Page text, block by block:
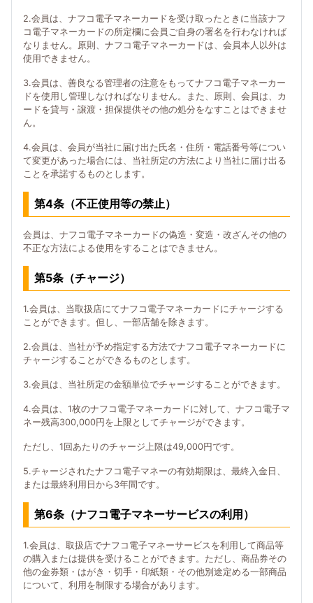
2.会員は、ナフコ電子マネーカードを受け取ったときに当該ナフ
コ電子マネーカードの所定欄に会員ご自身の署名を行わなければ
なりません。原則、ナフコ電子マネーカードは、会員本人以外は
使用できません。
3.会員は、善良なる管理者の注意をもってナフコ電子マネーカー
ドを使用し管理しなければなりません。また、原則、会員は、カ
ードを貸与・譲渡・担保提供その他の処分をなすことはできませ
ん。
4.会員は、会員が当社に届け出た氏名・住所・電話番号等につい
て変更があった場合には、当社所定の方法により当社に届け出る
ことを承諾するものとします。
第4条（不正使用等の禁止）
会員は、ナフコ電子マネーカードの偽造・変造・改ざんその他の
不正な方法による使用をすることはできません。
第5条（チャージ）
1.会員は、当取扱店にてナフコ電子マネーカードにチャージする
ことができます。但し、一部店舗を除きます。
2.会員は、当社が予め指定する方法でナフコ電子マネーカードに
チャージすることができるものとします。
3.会員は、当社所定の金額単位でチャージすることができます。
4.会員は、1枚のナフコ電子マネーカードに対して、ナフコ電子マ
ネー残高300,000円を上限としてチャージができます。
ただし、1回あたりのチャージ上限は49,000円です。
5.チャージされたナフコ電子マネーの有効期限は、最終入金日、
または最終利用日から3年間です。
第6条（ナフコ電子マネーサービスの利用）
1.会員は、取扱店でナフコ電子マネーサービスを利用して商品等
の購入または提供を受けることができます。ただし、商品券その
他の金券類・はがき・切手・印紙類・その他別途定める一部商品
について、利用を制限する場合があります。